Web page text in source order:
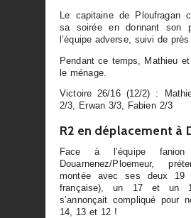
Le capitaine de Ploufragan
sa soirée en donnant son
l’équipe adverse, suivi de
Pendant ce temps, Mathieu
le ménage.
Victoire 26/16 (12/2) :
2/3, Erwan 3/3, Fabien 2/3
R2 en déplacement à
Face à l’équipe fanion
Douarnenez/Ploemeur,
montée avec ses deux 19
française), un 17 et un
s’annonçait compliqué pour
14, 13 et 12 !